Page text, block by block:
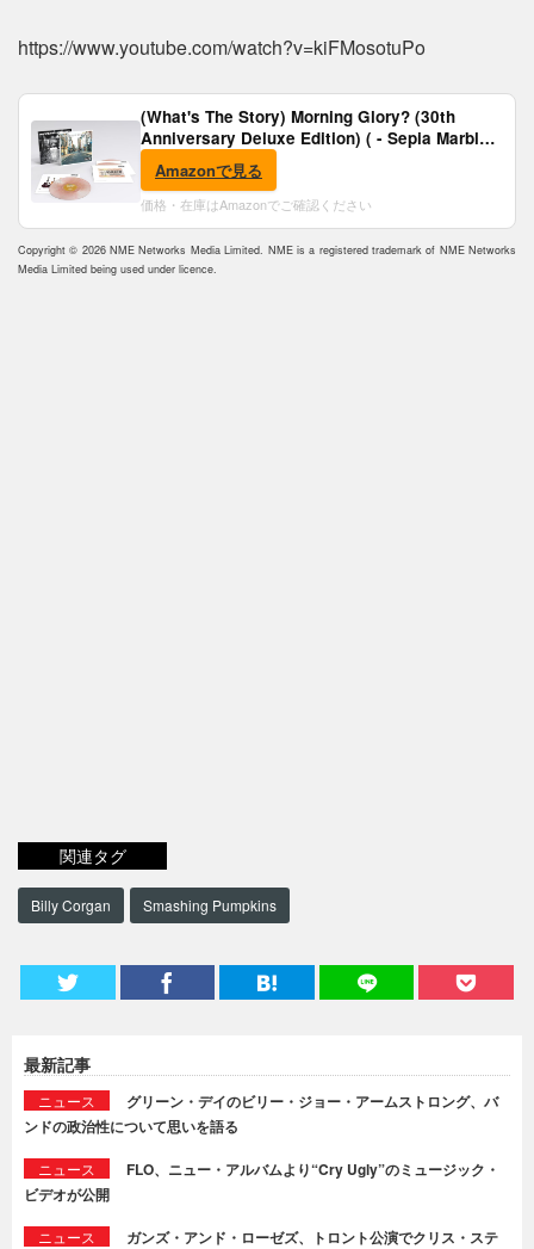
https://www.youtube.com/watch?v=kiFMosotuPo
(What's The Story) Morning Glory? (30th
Anniversary Deluxe Edition) ( - Sepia Marble
Vinyl) [Analog]
Amazonで見る
価格・在庫はAmazonでご確認ください
Copyright © 2026 NME Networks Media Limited. NME is a registered trademark of NME Networks
Media Limited being used under licence.
関連タグ
Billy Corgan Smashing Pumpkins
最新記事
ニュース
グリーン・デイのビリー・ジョー・アームストロング、バ
ンドの政治性について思いを語る
ニュース
FLO、ニュー・アルバムより“Cry Ugly”のミュージック・
ビデオが公開
ニュース
ガンズ・アンド・ローゼズ、トロント公演でクリス・ステ